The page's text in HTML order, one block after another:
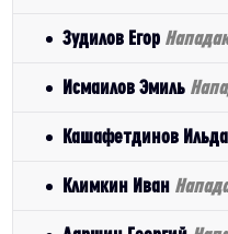
Зудилов Егор
Исмаилов Эмиль
Кашафетдинов
Климкин Иван